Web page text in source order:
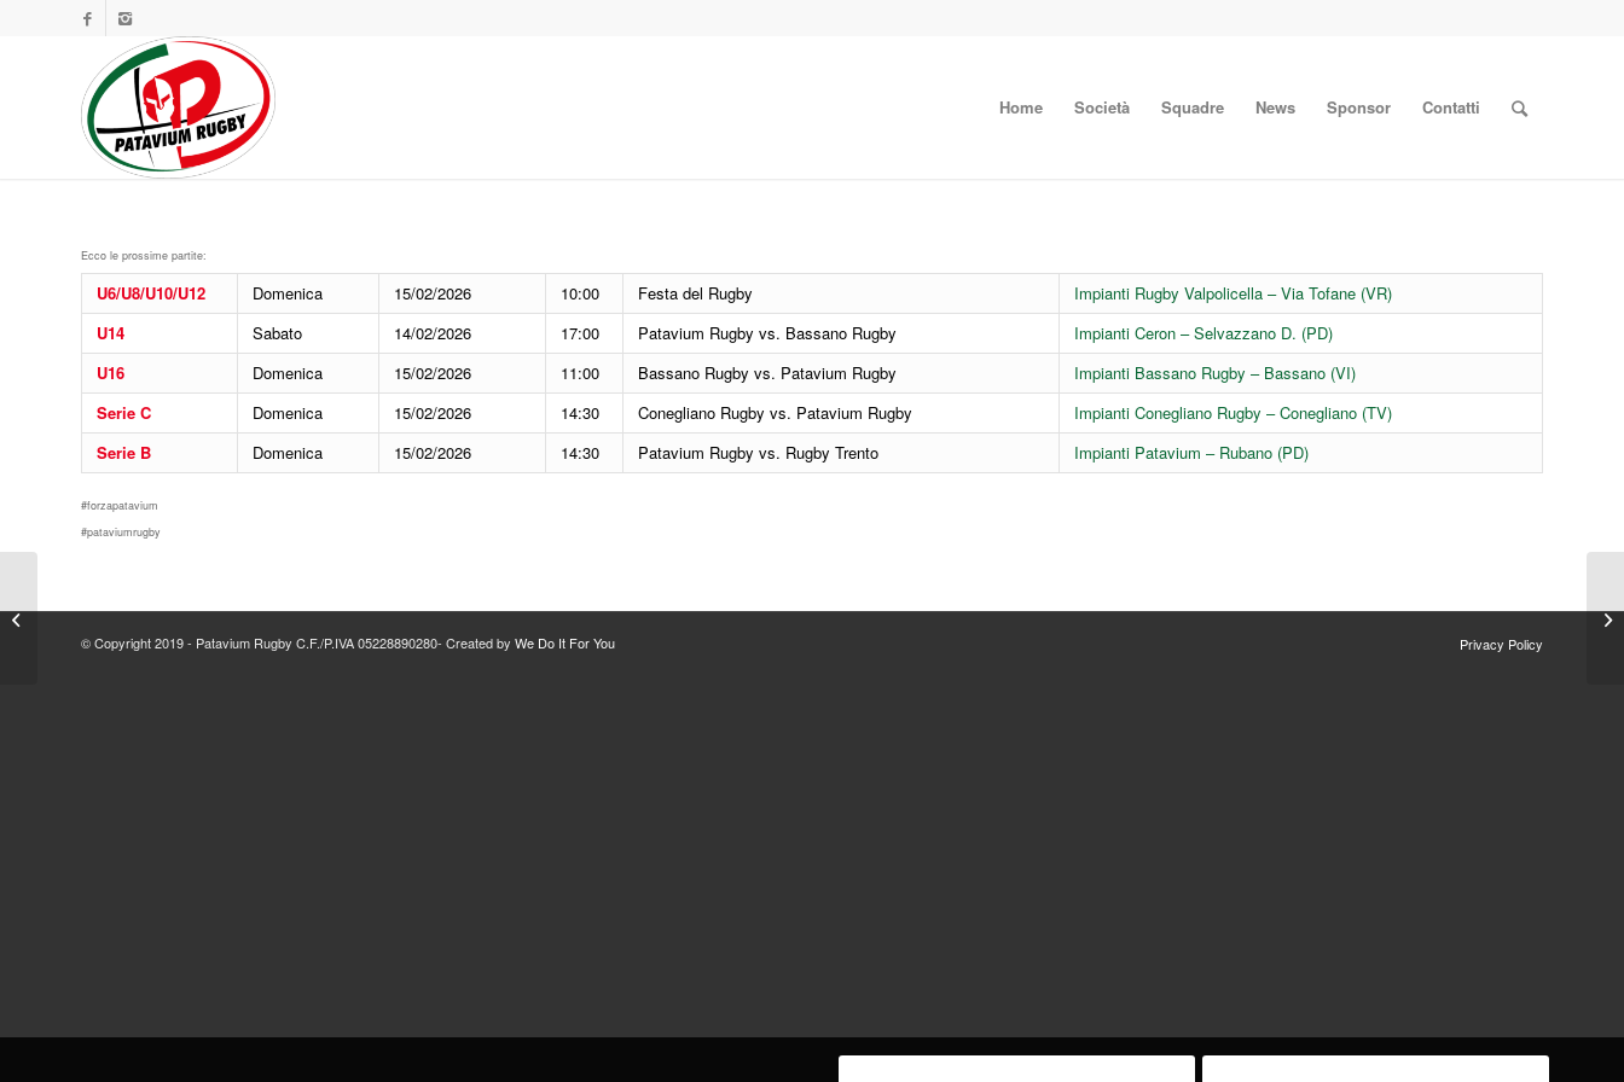
Home Società Squadre News Sponsor Contatti
Ecco le prossime partite:
U6/U8/U10/U12 Domenica 15/02/2026 10:00 Festa del Rugby
Impianti Rugby Valpolicella – Via Tofane (VR)
U14
Sabato 14/02/2026 17:00 Patavium Rugby vs. Bassano Rugby
Impianti Ceron – Selvazzano D. (PD)
U16
Domenica 15/02/2026 11:00 Bassano Rugby vs. Patavium Rugby
Impianti Bassano Rugby – Bassano (VI)
Serie C
Domenica 15/02/2026 14:30 Conegliano Rugby vs. Patavium Rugby
Impianti Conegliano Rugby – Conegliano (TV)
Serie B
Domenica 15/02/2026 14:30 Patavium Rugby vs. Rugby Trento Impianti Patavium – Rubano (PD)
#forzapatavium
#pataviumrugby
© Copyright 2019 - Patavium Rugby C.F./P.IVA 05228890280- Created by We Do It For You Privacy Policy
Risultati del 31 gennaio